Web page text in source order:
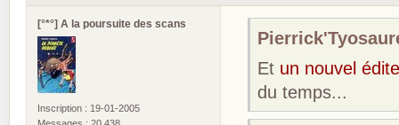
[°*°] A la poursuite des scans
Inscription : 19-01-2005
Et un nouvel
du temps...